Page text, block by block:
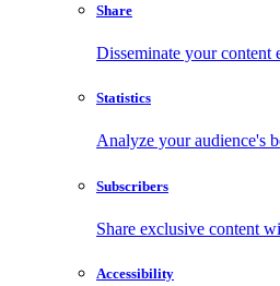
Share
Disseminate your content
Statistics
Analyze your audience's
Subscribers
Share exclusive content
Accessibility